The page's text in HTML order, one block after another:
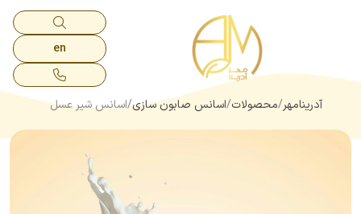
en
آدرینامهر محصولات اسانس صابون سازی اسانس شیر عسل